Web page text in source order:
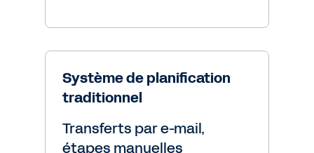
Système de planification
traditionnel
Transferts par e-mail,
étapes manuelles